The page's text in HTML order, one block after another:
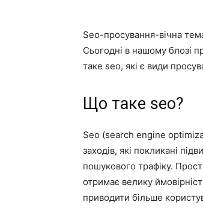
Seo-просування-вічна
Сьогодні в нашому блозі
таке seo, які є види
Що таке seo?
Seo (search engine
заходів, які покликані
пошукового трафіку.
отримає велику
приводити більше